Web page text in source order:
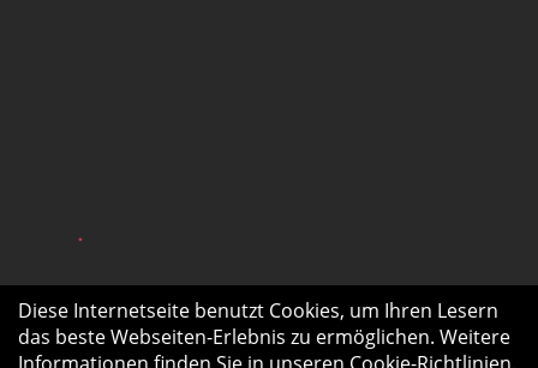
.
Diese Internetseite benutzt Cookies, um Ihren Lesern
das beste Webseiten-Erlebnis zu ermöglichen. Weitere